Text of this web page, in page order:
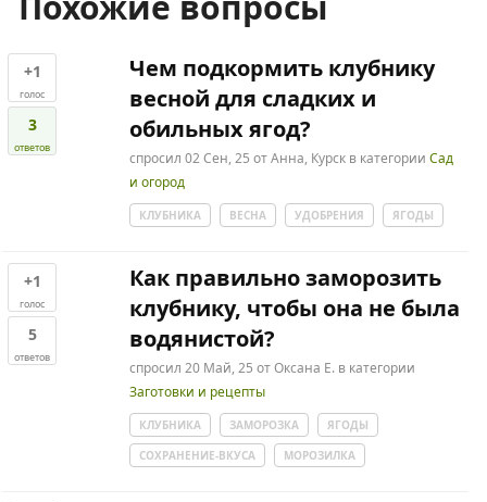
+1
голос
3
ответов
Чем подкормить клубнику
весной для сладких и
обильных ягод?
спросил 02 Сен, 25 отАнна, Курск в категории Сад
и огород
КЛУБНИКА ВЕСНА УДОБРЕНИЯ ЯГОДЫ
+1
голос
5
ответов
Как правильно заморозить
клубнику, чтобы она не была
водянистой?
спросил 20 Май, 25 отОксана Е. в категории
Заготовки и рецепты
КЛУБНИКА ЗАМОРОЗКА
ЯГОДЫ
СОХРАНЕНИЕ-ВКУСА
МОРОЗИЛКА